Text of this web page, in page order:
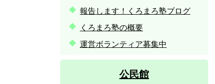
報告します！くろまろ塾ブログ
くろまろ塾の概要
運営ボランティア募集中
公民館